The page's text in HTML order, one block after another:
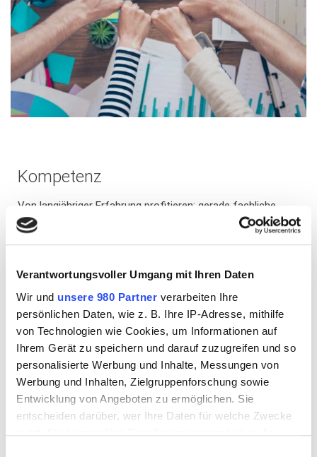
Verantwortungsvoller Umgang mit Ihren Daten
Wir und unsere 980 Partner verarbeiten Ihre
persönlichen Daten, wie z. B. Ihre IP-Adresse, mithilfe
von Technologien wie Cookies, um Informationen auf
Ihrem Gerät zu speichern und darauf zuzugreifen und so
personalisierte Werbung und Inhalte, Messungen von
Werbung und Inhalten, Zielgruppenforschung sowie
Entwicklung von Angeboten zu ermöglichen. Sie
entscheiden darüber, wer Ihre Daten für welche Zwecke
nutzt. Sie können Ihre Einwilligung jederzeit über die
Kompetenz
Von langjähriger Erfahrung profitieren: gerade fachliche
Kompetenz entsteht nicht über Nacht. In nahezu 50 Jahren